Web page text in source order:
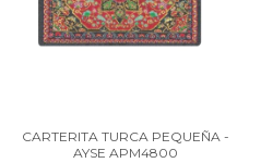
CARTERITA TURCA PEQUEÑA -
AYSE APM4800